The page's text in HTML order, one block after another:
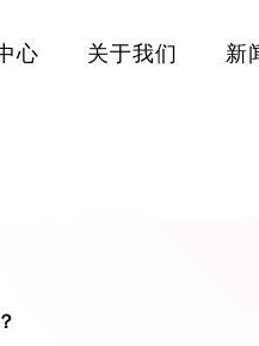
心 关于我们 新